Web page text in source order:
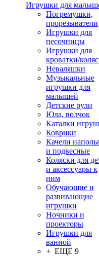
Игрушки для
Погремушки,
прорезыватели
Игрушки для
песочницы
Игрушки для
кроватки/
Неваляшки
Музыкальные
игрушки для
малышей
Детские рули
Юла, волчок
Каталки
Коврики
Качели
и подвесные
Коляски для
и аксессуары к
ним
Обучающие и
развивающие
игрушки
Ночники и
проекторы
Игрушки для
ванной
+ ЕЩЕ 9